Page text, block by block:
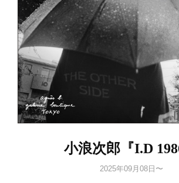
小浪次郎『I.D
2025年09月08日〜